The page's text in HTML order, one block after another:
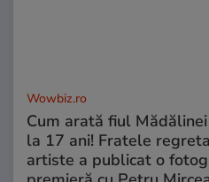
Wowbiz.ro
Cum arată fiul
la 17 ani! Fratele
artiste a publicat o